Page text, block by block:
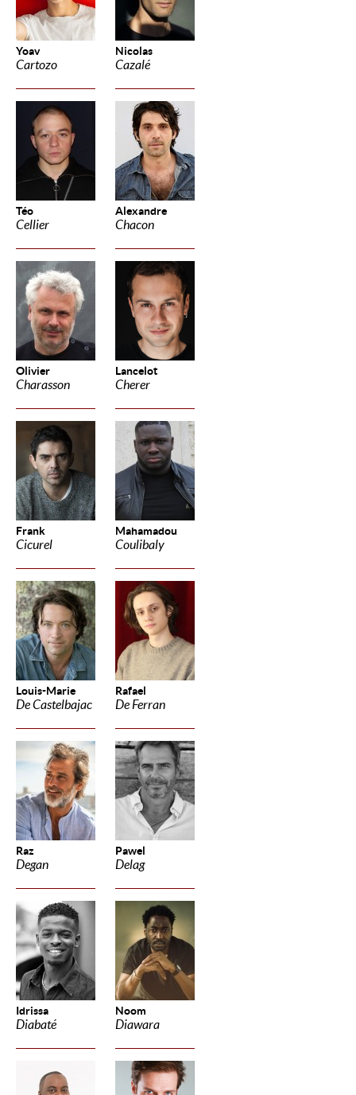
Yoav
Cartozo
Nicolas
Cazalé
Téo
Cellier
Alexandre
Chacon
Olivier
Charasson
Lancelot
Cherer
Frank
Cicurel
Mahamadou
Coulibaly
Louis-Marie
De Castelbajac
Rafael
De Ferran
Raz
Degan
Pawel
Delag
Idrissa
Diabaté
Noom
Diawara